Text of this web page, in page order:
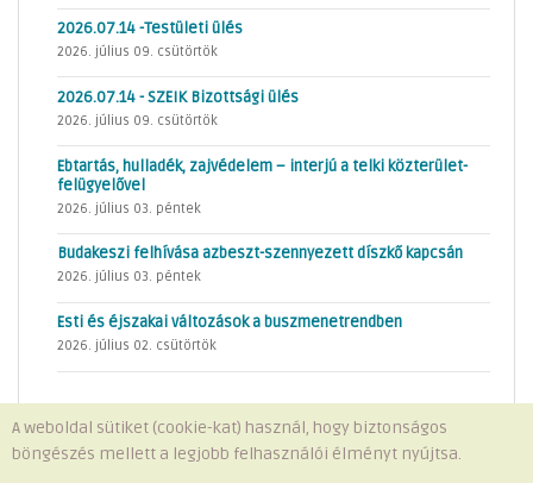
2026.07.14 -Testületi ülés
2026. július 09. csütörtök
2026.07.14 - SZEIK Bizottsági ülés
2026. július 09. csütörtök
Ebtartás, hulladék, zajvédelem – interjú a telki közterület-
felügyelővel
2026. július 03. péntek
Budakeszi felhívása azbeszt-szennyezett díszkő kapcsán
2026. július 03. péntek
Esti és éjszakai változások a buszmenetrendben
2026. július 02. csütörtök
Minden jog fenntartva © 2026 Telki Község Önkormányzata
A weboldal sütiket (cookie-kat) használ, hogy biztonságos
böngészés mellett a legjobb felhasználói élményt nyújtsa.